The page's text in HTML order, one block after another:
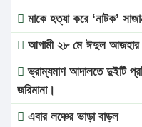
মাকে হত্যা করে ‘নাটক’
আগামী ২৮ মে ঈদুল আজহার
ভ্রাম্যমাণ আদালতে দুইটি
জরিমানা।
এবার লঞ্চের ভাড়া বাড়ল